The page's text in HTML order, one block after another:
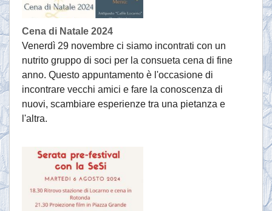
Cena di Natale 2024
Venerdì 29 novembre ci siamo incontrati con un
nutrito gruppo di soci per la consueta cena di fine
anno. Questo appuntamento è l'occasione di
incontrare vecchi amici e fare la conoscenza di
nuovi, scambiare esperienze tra una pietanza e
l'altra.